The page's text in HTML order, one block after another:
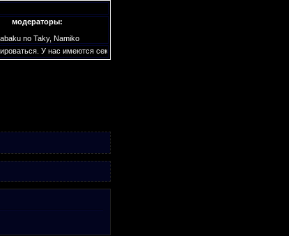
модераторы:
no Taky, Namiko
У нас имеются секретные подфорумы которые видны только